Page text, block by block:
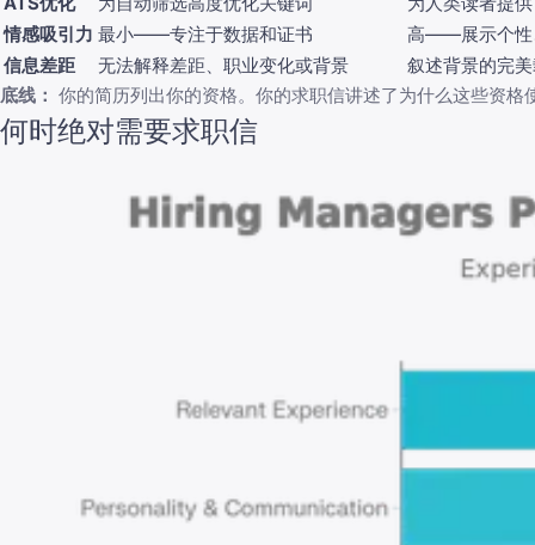
情感吸引力 最小——专注于数据和证书
高——展示个性
信息差距
无法解释差距、职业变化或背景
叙述背景的完
底线： 你的简历列出你的资格。你的求职信讲述了为什么这些资格
何时绝对需要求职信